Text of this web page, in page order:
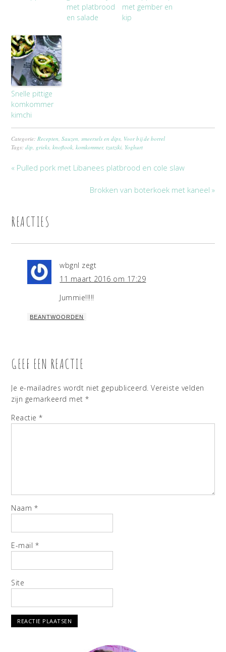
met platbrood
en salade
met gember en
kip
Snelle pittige
komkommer
kimchi
Categorie:Recepten,Sauzen, smeersels en dips, Voor bij de borrel
Tags:dip, grieks,knoflook,komkommer,tzatziki, Yoghurt
« Pulled pork met Libanees platbrood en cole slaw
Brokken van boterkoek met kaneel »
REACTIES
wbgnl zegt
11 maart 2016 om 17:29
Jummie!!!!!
BEANTWOORDEN
GEEF EEN REACTIE
Je e-mailadres wordt niet gepubliceerd. Vereiste velden
zijn gemarkeerd met*
Reactie*
Naam *
E-mail *
Site